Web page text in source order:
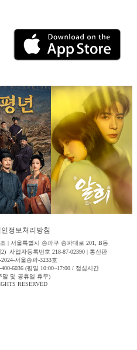
정보처리방침
| 서울특별시 송파구 송파대로 201, B동
사업자등록번호 218-87-02390 | 통신판
서울송파-3233호
6036 (평일 10:00~17:00 / 점심시간
말 및 공휴일 휴무)
RESERVED